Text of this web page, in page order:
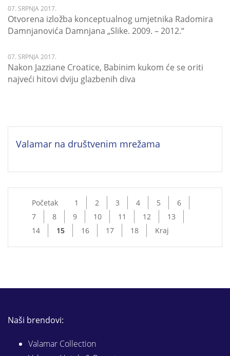
07. SRPNJA 2017.
Otvorena izložba konceptualnog umjetnika Radomira
Damnjanovića Damnjana „Slike. 2009. – 2012.“
07. SRPNJA 2017.
Nakon Jazziane Croatice, Babinim kukom će se oriti
najveći hitovi dviju glazbenih diva
Valamar na društvenim mrežama
Početak 1 2 3 4 5
6
7
8 9 10 11 12
13
14
15 16 17 18 Kraj
Naši brendovi:
Valamar Collection